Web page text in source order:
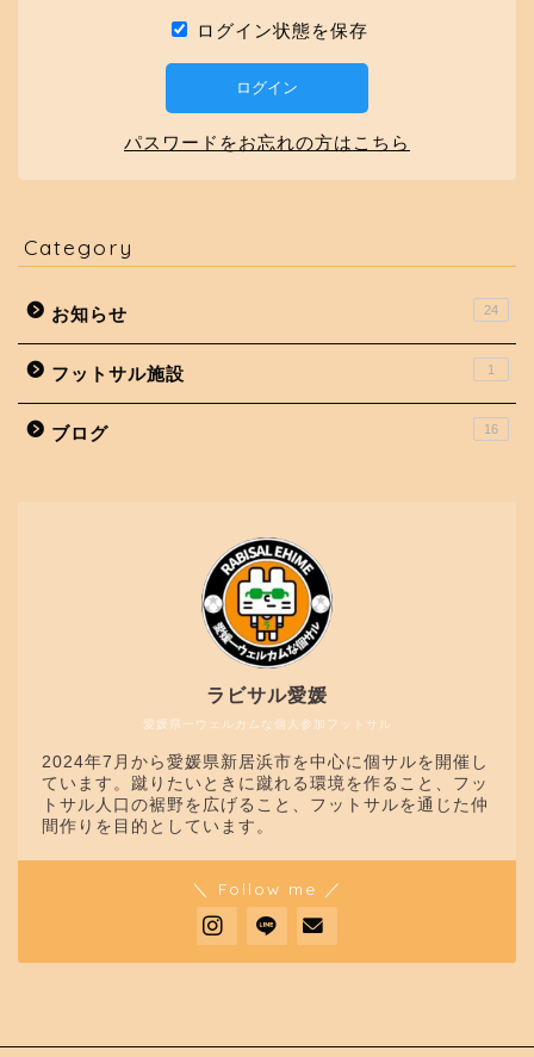
ログイン状態を保存
パスワードをお忘れの方はこちら
Category
お知らせ 24
フットサル施設 1
ブログ 16
愛媛県一ウェルカムな個人参加フットサル
ラビサル愛媛
2024年7月から愛媛県新居浜市を中心に個サルを開催し
ています。蹴りたいときに蹴れる環境を作ること、フッ
トサル人口の裾野を広げること、フットサルを通じた仲
間作りを目的としています。
＼ Follow me ／